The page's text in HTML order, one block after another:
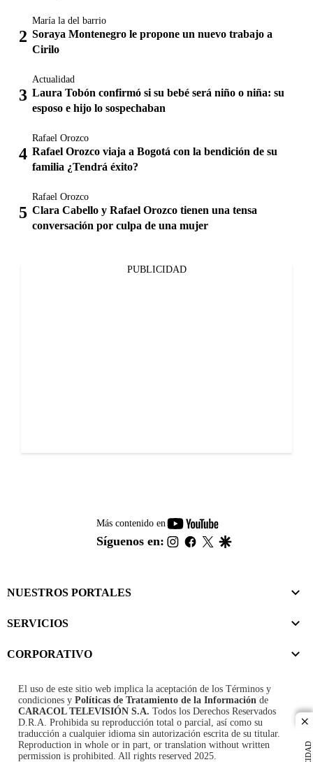
María la del barrio
Soraya Montenegro le propone un nuevo trabajo a
Cirilo
Actualidad
Laura Tobón confirmó si su bebé será niño o niña: su
esposo e hijo lo sospechaban
Rafael Orozco
Rafael Orozco viaja a Bogotá con la bendición de su
familia ¿Tendrá éxito?
Rafael Orozco
Clara Cabello y Rafael Orozco tienen una tensa
conversación por culpa de una mujer
PUBLICIDAD
Más contenido en
youtube-
footer
Síguenos en: instagram
facebook
twitter
NUESTROS PORTALES
SERVICIOS
CORPORATIVO
El uso de este sitio web implica la aceptación de los Términos y
condiciones y Políticas de Tratamiento de la Información de
CARACOL TELEVISIÓN S.A. Todos los Derechos Reservados
D.R.A. Prohibida su reproducción total o parcial, así como su
traducción a cualquier idioma sin autorización escrita de su titular.
Reproduction in whole or in part, or translation without written
permission is prohibited. All rights reserved 2025.